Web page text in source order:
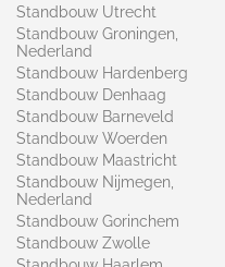
Standbouw Utrecht
Standbouw Groningen,
Nederland
Standbouw Hardenberg
Standbouw Denhaag
Standbouw Barneveld
Standbouw Woerden
Standbouw Maastricht
Standbouw Nijmegen,
Nederland
Standbouw Gorinchem
Standbouw Zwolle